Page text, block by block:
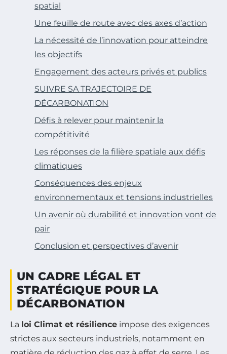
spatial
Une feuille de route avec des axes d’action
La nécessité de l’innovation pour atteindre
les objectifs
Engagement des acteurs privés et publics
SUIVRE SA TRAJECTOIRE DE
DÉCARBONATION
Défis à relever pour maintenir la
compétitivité
Les réponses de la filière spatiale aux défis
climatiques
Conséquences des enjeux
environnementaux et tensions industrielles
Un avenir où durabilité et innovation vont de
pair
Conclusion et perspectives d’avenir
UN CADRE LÉGAL ET
STRATÉGIQUE POUR LA
DÉCARBONATION
La loi Climat et résilience impose des exigences
strictes aux secteurs industriels, notamment en